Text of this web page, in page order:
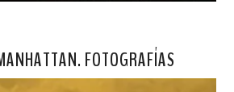
FOTOGRAFÍAS